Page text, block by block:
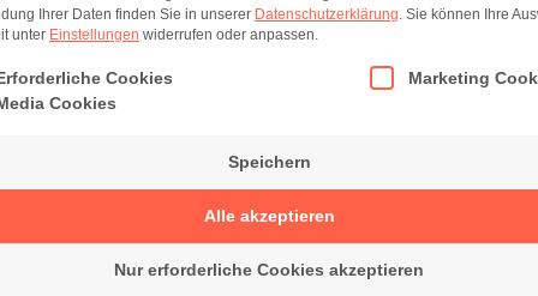
Ihrer Daten finden Sie in unserer Datenschutzerklärung Sie können Ihre
unter Einstellungen widerrufen oder anpassen.
eine Liste der Service-Gruppen, für die eine Einwilligung
Cookies
Marketing
Cookies
Speichern
Alle akzeptieren
Nur erforderliche Cookies akzeptieren